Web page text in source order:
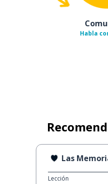
Habla
Las
Lección